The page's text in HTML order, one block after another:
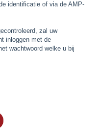
identificatie of via de AMP-
zal uw
inloggen met de
wachtwoord welke u bij